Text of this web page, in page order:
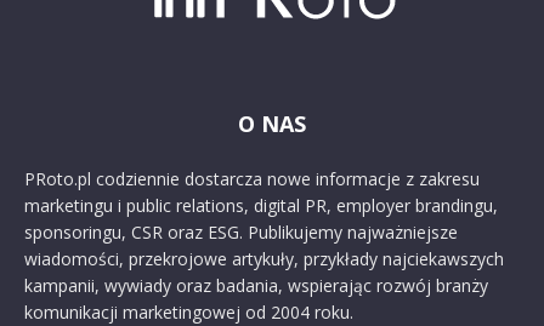
O NAS
PRoto.pl codziennie dostarcza nowe informacje z zakresu
marketingu i public relations, digital PR, employer brandingu,
sponsoringu, CSR oraz ESG. Publikujemy najważniejsze
wiadomości, przekrojowe artykuły, przykłady najciekawszych
kampanii, wywiady oraz badania, wspierając rozwój branży
komunikacji marketingowej od 2004 roku.